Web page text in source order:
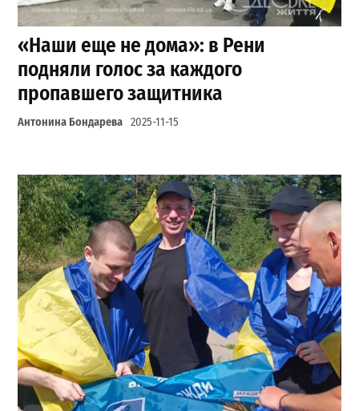
«Наши еще не дома»: в Рени
подняли голос за каждого
пропавшего защитника
Антонина Бондарева 2025-11-15